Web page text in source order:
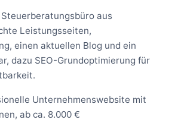
aus
Leistungsseiten,
einen aktuellen Blog und ein
dazu SEO-Grundoptimierung für
Unternehmenswebsite mit
ab ca. 8.000 €